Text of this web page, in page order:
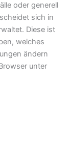
oder generell
sich in
Diese ist
welches
ändern
unter